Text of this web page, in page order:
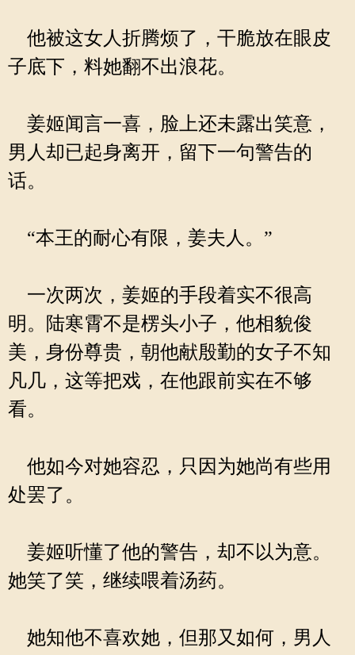
他被这女人折腾烦了，干脆放在眼皮
子底下，料她翻不出浪花。
姜姬闻言一喜，脸上还未露出笑意，
男人却已起身离开，留下一句警告的
话。
“本王的耐心有限，姜夫人。”
一次两次，姜姬的手段着实不很高
明。陆寒霄不是楞头小子，他相貌俊
美，身份尊贵，朝他献殷勤的女子不知
凡几，这等把戏，在他跟前实在不够
看。
他如今对她容忍，只因为她尚有些用
处罢了。
姜姬听懂了他的警告，却不以为意。
她笑了笑，继续喂着汤药。
她知他不喜欢她，但那又如何，男人